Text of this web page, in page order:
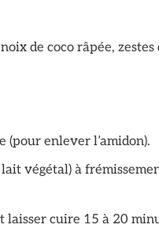
de coco râpée, zestes
(pour enlever l’amidon).
végétal) à
laisser cuire 15 à 20